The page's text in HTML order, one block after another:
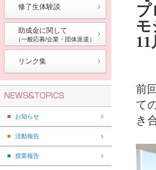
修了生体験談
助成金に関して
（一般応募/企業・団体派遣）
リンク集
お知らせ
活動報告
授業報告
プ
モ
前
て
き